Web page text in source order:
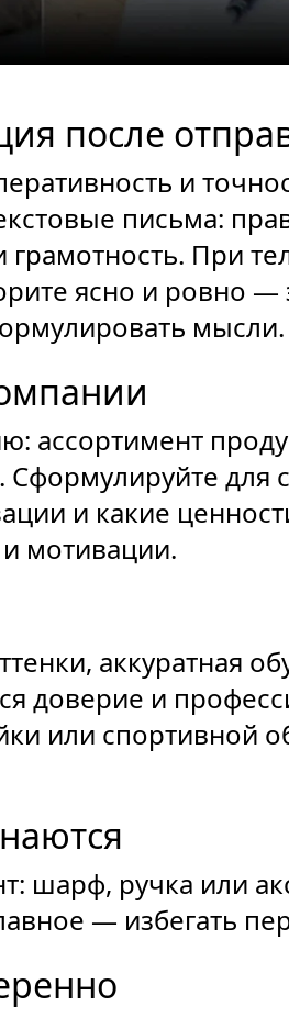
после
и
письма:
При
ясно и ровно —
мысли.
ассортимент
Сформулируйте
и какие
мотивации.
аккуратная
доверие и
или спортивной
шарф, ручка или
— избегать